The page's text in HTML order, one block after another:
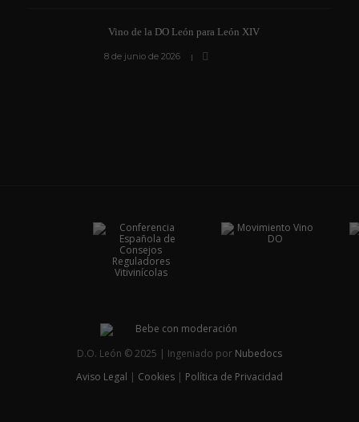
Vino de la DO León para León XIV
8 de junio de 2026
D.O. León © 2025 | Ingeniado por Nubedocs
Aviso Legal | Cookies | Política de Privacidad